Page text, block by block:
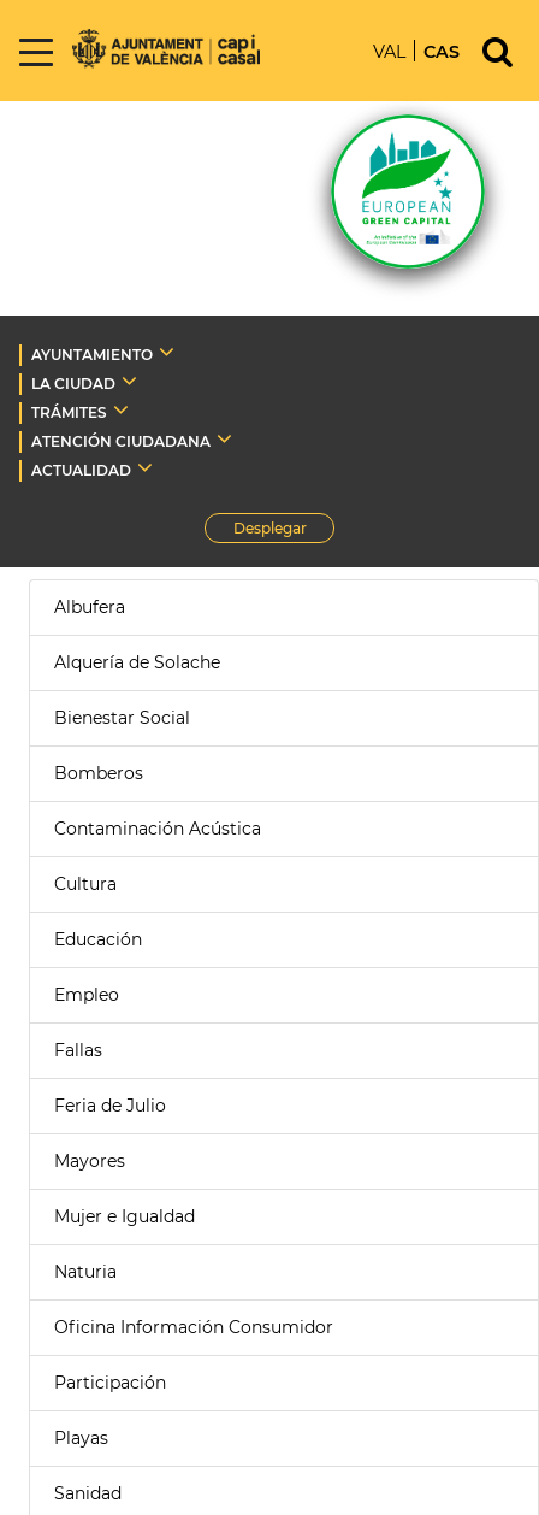
VAL CAS
AYUNTAMIENTO
LA CIUDAD
TRÁMITES
ATENCIÓN CIUDADANA
ACTUALIDAD
Desplegar
Albufera
Alquería de Solache
Bienestar Social
Bomberos
Contaminación Acústica
Cultura
Educación
Empleo
Fallas
Feria de Julio
Mayores
Mujer e Igualdad
Naturia
Oficina Información Consumidor
Participación
Playas
Sanidad